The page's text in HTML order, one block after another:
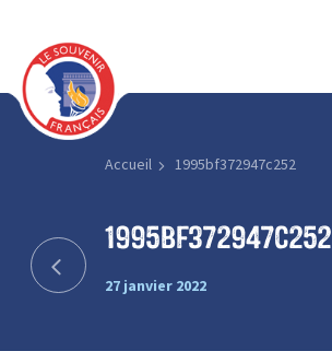
Accueil 1995bf372947c252
1995bf372947c252
27 janvier 2022